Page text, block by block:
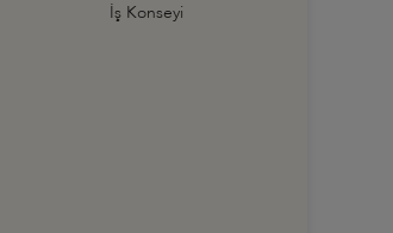
İş Konseyi